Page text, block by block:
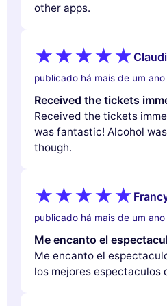
other apps.
publicado há mais de um ano
Received the tickets
Received the tickets
was fantastic! Alcohol
though.
publicado há mais de um ano
Me encanto el
Me encanto el
los mejores espectaculos